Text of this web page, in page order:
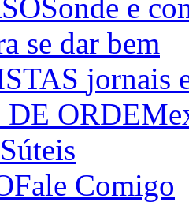
onde e
se dar bem
jornais
ORDEM
úteis
Fale Comigo